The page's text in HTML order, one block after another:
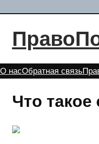
содержимому
О насОбратная связь
Что